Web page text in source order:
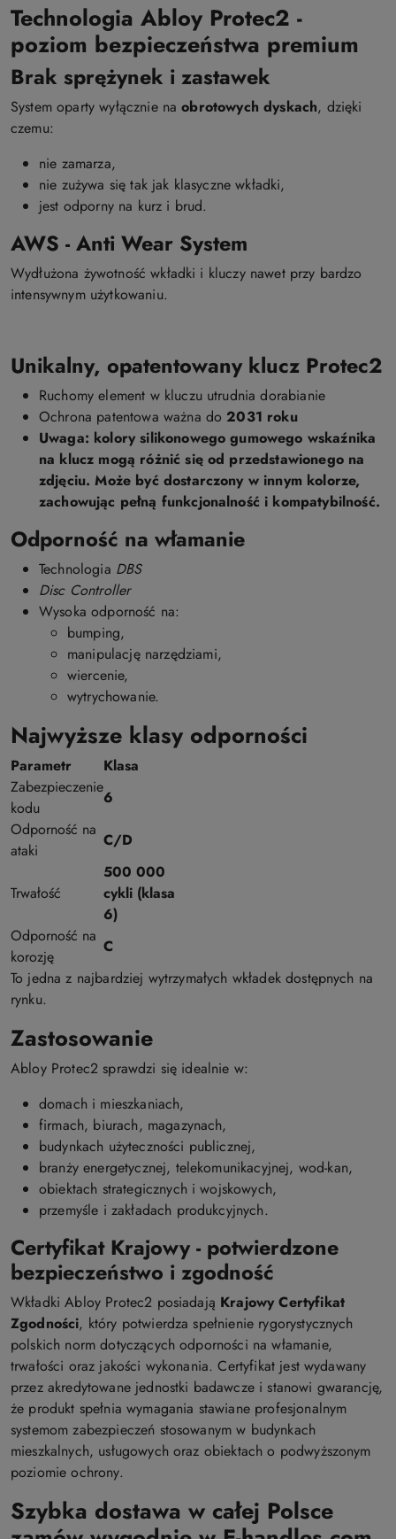
Technologia Abloy Protec2 -
poziom bezpieczeństwa premium
Brak sprężynek i zastawek
System oparty wyłącznie naobrotowych dyskach, dzięki
czemu:
nie zamarza,
nie zużywa się tak jak klasyczne wkładki,
jest odporny na kurz i brud.
AWS - Anti Wear System
Wydłużona żywotność wkładki i kluczy nawet przy bardzo
intensywnym użytkowaniu.
Unikalny, opatentowany klucz Protec2
Ruchomy element w kluczu utrudnia dorabianie
Ochrona patentowa ważna do2031 roku
Uwaga: kolory silikonowego gumowego wskaźnika
na klucz mogą różnić się od przedstawionego na
zdjęciu. Może być dostarczony w innym kolorze,
zachowując pełną funkcjonalność i kompatybilność.
Odporność na włamanie
Technologia DBS
Disc Controller
Wysoka odporność na:
bumping,
manipulację narzędziami,
wiercenie,
wytrychowanie.
Najwyższe klasy odporności
Parametr
Klasa
Zabezpieczenie
kodu
6
Odporność na
ataki
C/D
Trwałość
500 000
cykli (klasa
6)
Odporność na
korozję
C
To jedna z najbardziej wytrzymałych wkładek dostępnych na
rynku.
Zastosowanie
Abloy Protec2 sprawdzi się idealnie w:
domach i mieszkaniach,
firmach, biurach, magazynach,
budynkach użyteczności publicznej,
branży energetycznej, telekomunikacyjnej, wod-kan,
obiektach strategicznych i wojskowych,
przemyśle i zakładach produkcyjnych.
Certyfikat Krajowy - potwierdzone
bezpieczeństwo i zgodność
Wkładki Abloy Protec2 posiadają Krajowy Certyfikat
Zgodności, który potwierdza spełnienie rygorystycznych
polskich norm dotyczących odporności na włamanie,
trwałości oraz jakości wykonania. Certyfikat jest wydawany
przez akredytowane jednostki badawcze i stanowi gwarancję,
że produkt spełnia wymagania stawiane profesjonalnym
systemom zabezpieczeń stosowanym w budynkach
mieszkalnych, usługowych oraz obiektach o podwyższonym
poziomie ochrony.
Szybka dostawa w całej Polsce